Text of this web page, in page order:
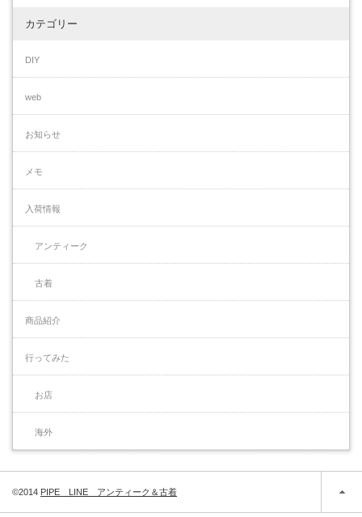
カテゴリー
DIY
web
お知らせ
メモ
入荷情報
アンティーク
古着
商品紹介
行ってみた
お店
海外
©2014 PIPE LINE アンティーク＆古着